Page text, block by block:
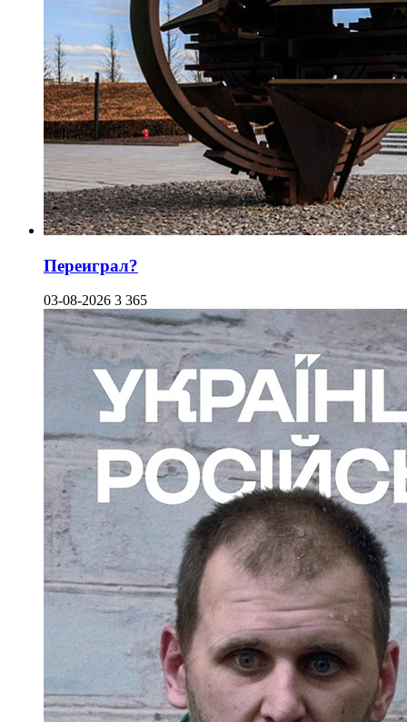
Переиграл?
03-08-2026 3 365